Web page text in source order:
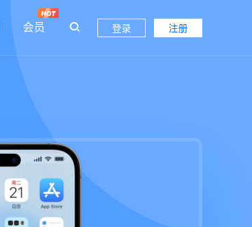
会员 登录 注册